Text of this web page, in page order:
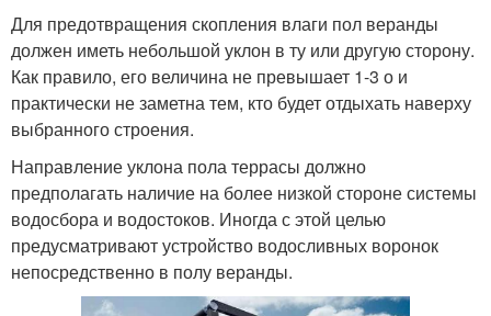
Для предотвращения скопления влаги пол веранды
должен иметь небольшой уклон в ту или другую сторону.
Как правило, его величина не превышает 1-3 о и
практически не заметна тем, кто будет отдыхать наверху
выбранного строения.
Направление уклона пола террасы должно
предполагать наличие на более низкой стороне системы
водосбора и водостоков. Иногда с этой целью
предусматривают устройство водосливных воронок
непосредственно в полу веранды.